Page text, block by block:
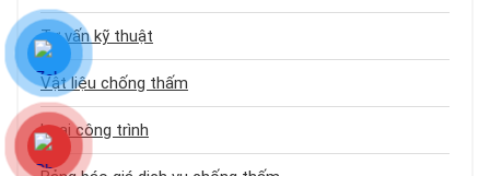
Tư vấn kỹ thuật
Vật liệu chống thấm
Loại công trình